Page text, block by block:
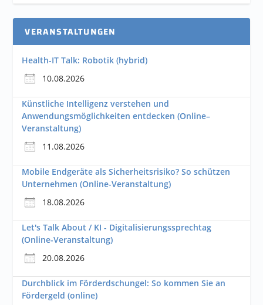
VERANSTALTUNGEN
Health-IT Talk: Robotik (hybrid)
10.08.2026
Künstliche Intelligenz verstehen und
Anwendungsmöglichkeiten entdecken (Online–
Veranstaltung)
11.08.2026
Mobile Endgeräte als Sicherheitsrisiko? So schützen
Unternehmen (Online-Veranstaltung)
18.08.2026
Let's Talk About / KI - Digitalisierungssprechtag
(Online-Veranstaltung)
20.08.2026
Durchblick im Förderdschungel: So kommen Sie an
Fördergeld (online)